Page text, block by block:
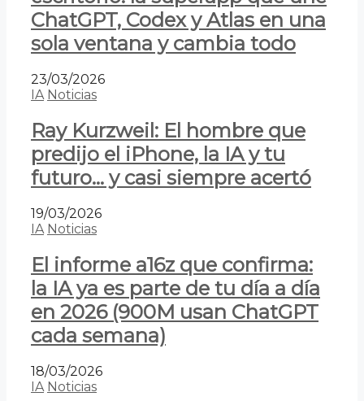
ChatGPT, Codex y Atlas en una
sola ventana y cambia todo
23/03/2026
IA Noticias
Ray Kurzweil: El hombre que
predijo el iPhone, la IA y tu
futuro… y casi siempre acertó
19/03/2026
IA Noticias
El informe a16z que confirma:
la IA ya es parte de tu día a día
en 2026 (900M usan ChatGPT
cada semana)
18/03/2026
IA Noticias